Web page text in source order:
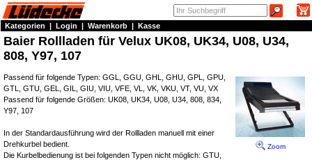
Kategorien | Login | Warenkorb | Kasse
Baier Rollladen für Velux UK08, UK34, U08, U34,
808, Y97, 107
Zoom
Passend für folgende Typen: GGL, GGU, GHL, GHU, GPL, GPU,
GTL, GTU, GEL, GIL, GIU, VIU, VFE, VL, VK, VKU, VT, VU, VX
Passend für folgende Größen: UK08, UK34, U08, U34, 808, 834,
Y97, 107
In der Standardausführung wird der Rollladen manuell mit einer
Drehkurbel bedient.
Die Kurbelbedienung ist bei folgenden Typen nicht möglich: GTU,